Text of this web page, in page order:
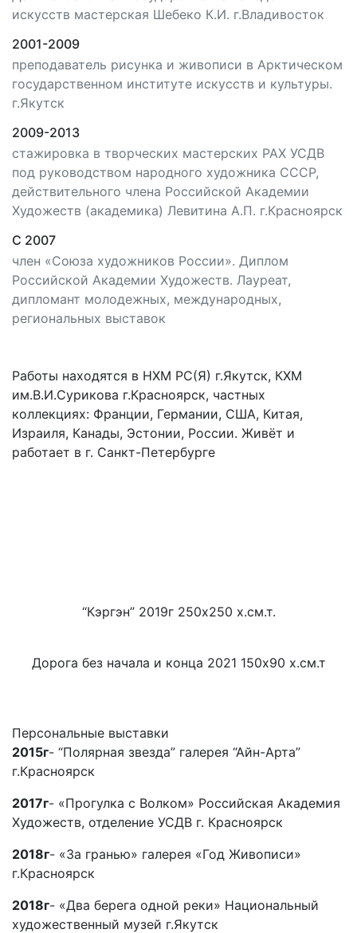
искусств мастерская Шебеко К.И. г.Владивосток
2001-2009
преподаватель рисунка и живописи в Арктическом
государственном институте искусств и культуры.
г.Якутск
2009-2013
стажировка в творческих мастерских РАХ УСДВ
под руководством народного художника СССР,
действительного члена Российской Академии
Художеств (академика) Левитина А.П. г.Красноярск
С 2007
член «Союза художников России». Диплом
Российской Академии Художеств. Лауреат,
дипломант молодежных, международных,
региональных выставок
Работы находятся в НХМ РС(Я) г.Якутск, КХМ
им.В.И.Сурикова г.Красноярск, частных
коллекциях: Франции, Германии, США, Китая,
Израиля, Канады, Эстонии, России. Живёт и
работает в г. Санкт-Петербурге
“Кэргэн” 2019г 250х250 х.см.т.
Дорога без начала и конца 2021 150х90 х.см.т
Персональные выставки
2015г- “Полярная звезда” галерея “Айн-Арта”
г.Красноярск
2017г- «Прогулка с Волком» Российская Академия
Художеств, отделение УСДВ г. Красноярск
2018г- «За гранью» галерея «Год Живописи»
г.Красноярск
2018г- «Два берега одной реки» Национальный
художественный музей г.Якутск